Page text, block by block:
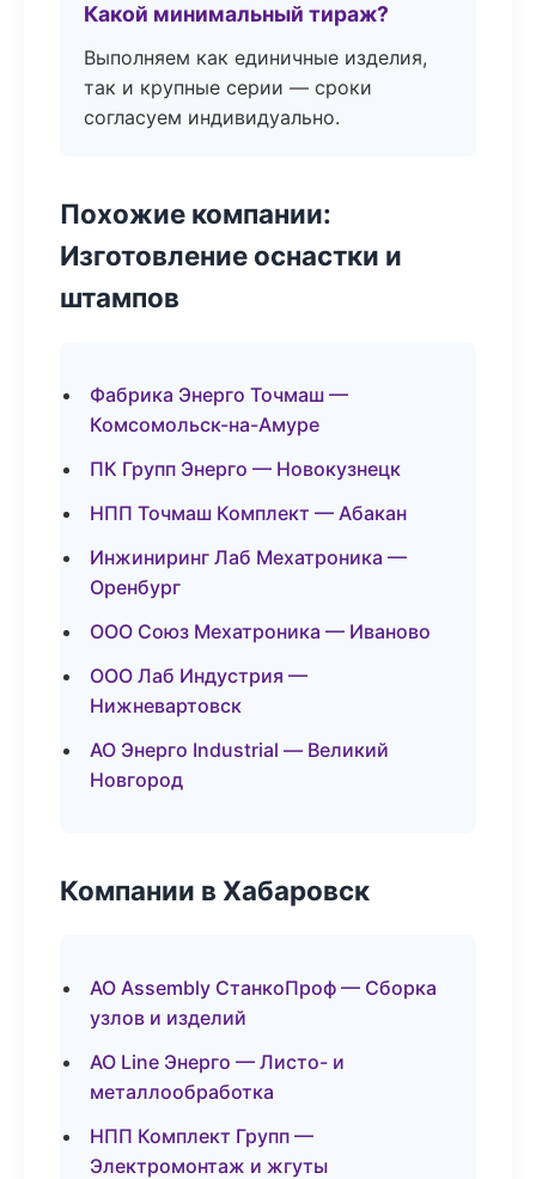
Какой минимальный тираж?
Выполняем как единичные изделия,
так и крупные серии — сроки
согласуем индивидуально.
Похожие компании:
Изготовление оснастки и
штампов
Фабрика Энерго Точмаш —
Комсомольск-на-Амуре
ПК Групп Энерго — Новокузнецк
НПП Точмаш Комплект — Абакан
Инжиниринг Лаб Мехатроника —
Оренбург
ООО Союз Мехатроника — Иваново
ООО Лаб Индустрия —
Нижневартовск
АО Энерго Industrial — Великий
Новгород
Компании в Хабаровск
АО Assembly СтанкоПроф — Сборка
узлов и изделий
АО Line Энерго — Листо- и
металлообработка
НПП Комплект Групп —
Электромонтаж и жгуты